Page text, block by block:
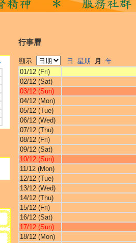
行事曆
顯示: 日 星期 月
年
01/12 (Fri)
02/12 (Sat)
03/12 (Sun)
04/12 (Mon)
05/12 (Tue)
06/12 (Wed)
07/12 (Thu)
08/12 (Fri)
09/12 (Sat)
10/12 (Sun)
11/12 (Mon)
12/12 (Tue)
13/12 (Wed)
14/12 (Thu)
15/12 (Fri)
16/12 (Sat)
17/12 (Sun)
18/12 (Mon)